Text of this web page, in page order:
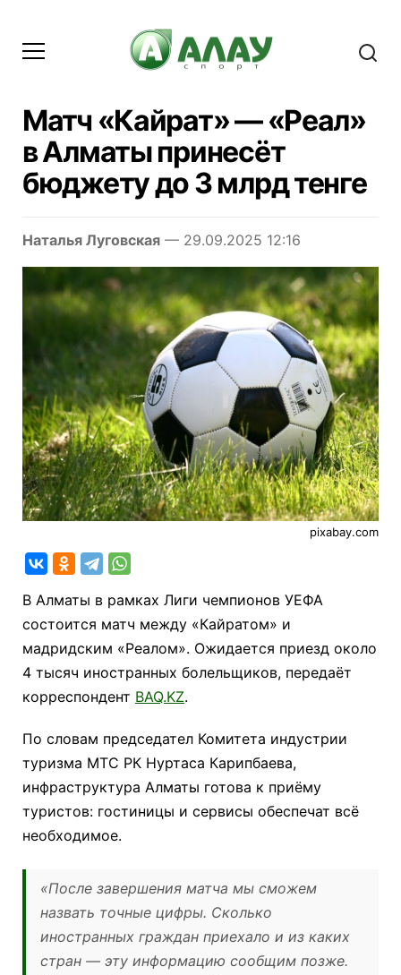
Матч «Кайрат» — «Реал»
в Алматы принесёт
бюджету до 3 млрд тенге
Наталья Луговская — 29.09.2025 12:16
pixabay.com
В Алматы в рамках Лиги чемпионов УЕФА
состоится матч между «Кайратом» и
мадридским «Реалом». Ожидается приезд около
4 тысяч иностранных болельщиков, передаёт
корреспондент BAQ.KZ.
По словам председател Комитета индустрии
туризма МТС РК Нуртаса Карипбаева,
инфраструктура Алматы готова к приёму
туристов: гостиницы и сервисы обеспечат всё
необходимое.
«После завершения матча мы сможем
назвать точные цифры. Сколько
иностранных граждан приехало и из каких
стран — эту информацию сообщим позже.